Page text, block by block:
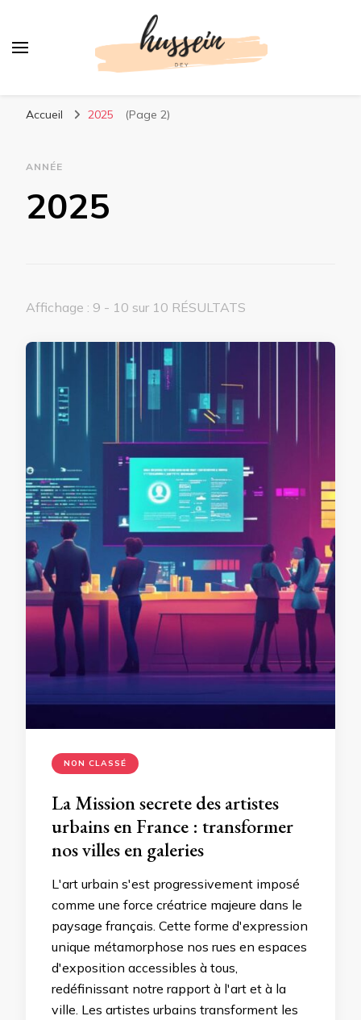
Accueil 2025 (Page 2)
ANNÉE
2025
Affichage : 9 - 10 sur 10 RÉSULTATS
NON CLASSÉ
La Mission secrete des artistes
urbains en France : transformer
nos villes en galeries
L'art urbain s'est progressivement imposé
comme une force créatrice majeure dans le
paysage français. Cette forme d'expression
unique métamorphose nos rues en espaces
d'exposition accessibles à tous,
redéfinissant notre rapport à l'art et à la
ville. Les artistes urbains transforment les